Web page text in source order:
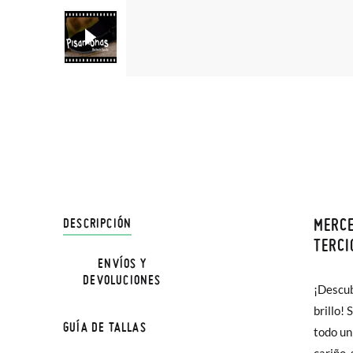
DESCRIPCIÓN
brillo!
todo
ENVÍOS Y
DEVOLUCIONES
En
hasta
poco
En
GUÍA DE TALLAS